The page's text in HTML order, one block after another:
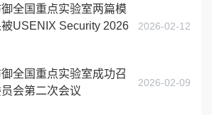
全国重点实验室两篇模
USENIX Security 2026
2026-02-12
全国重点实验室成功召
会第二次会议
2026-02-09